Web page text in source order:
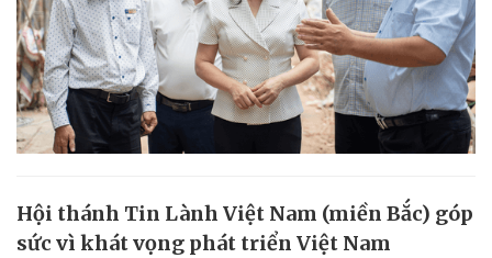
Hội thánh Tin Lành Việt Nam (miền Bắc) góp
sức vì khát vọng phát triển Việt Nam